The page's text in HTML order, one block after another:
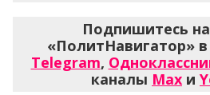
Подпишитесь
«ПолитНавигатор»
Telegram,
каналы Max и